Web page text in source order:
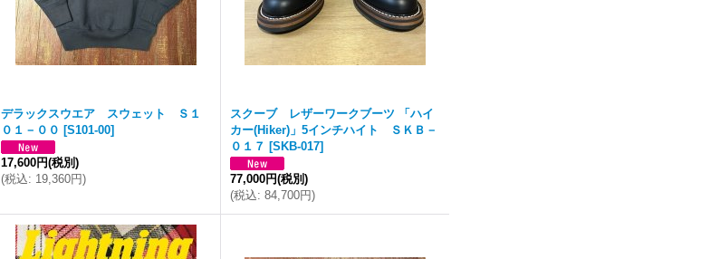
デラックスウエア スウェット Ｓ１
０１－００ [S101-00]
17,600円(税別)
(税込: 19,360円)
スクーブ レザーワークブーツ 「ハイ
カー(Hiker)」5インチハイト ＳＫＢ－
０１７ [SKB-017]
77,000円(税別)
(税込: 84,700円)